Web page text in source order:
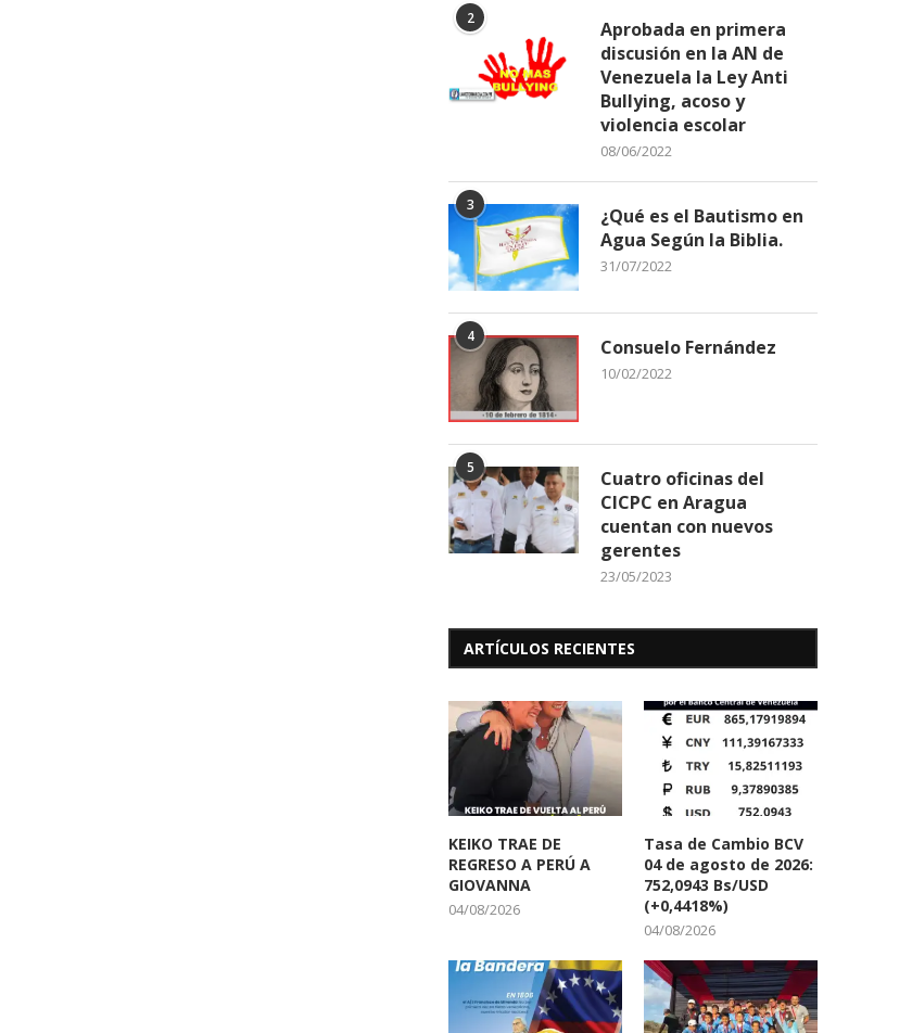
2
Aprobada en primera
discusión en la AN de
Venezuela la Ley Anti
Bullying, acoso y
violencia escolar
08/06/2022
3
¿Qué es el Bautismo en
Agua Según la Biblia.
31/07/2022
4 Consuelo Fernández
10/02/2022
5
Cuatro oficinas del
CICPC en Aragua
cuentan con nuevos
gerentes
23/05/2023
ARTÍCULOS RECIENTES
KEIKO TRAE DE
REGRESO A PERÚ A
GIOVANNA
04/08/2026
Tasa de Cambio BCV
04 de agosto de 2026:
752,0943 Bs/USD
(+0,4418%)
04/08/2026